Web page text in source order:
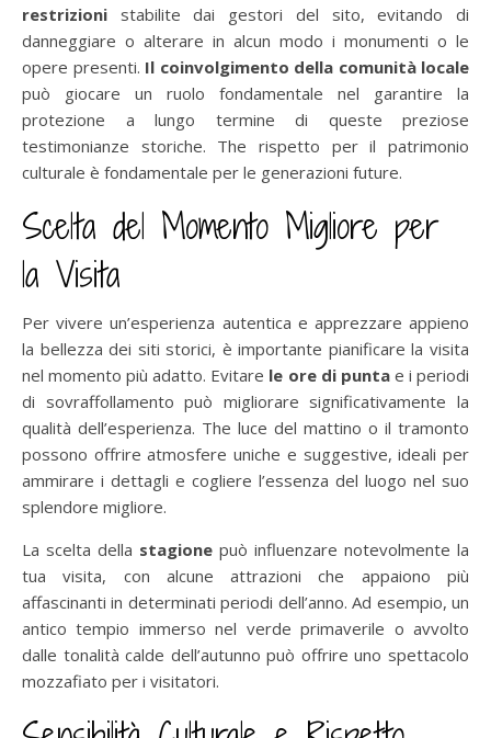
restrizioni stabilite dai gestori del sito, evitando di
danneggiare o alterare in alcun modo i monumenti o le
opere presenti. Il coinvolgimento della comunità locale
può giocare un ruolo fondamentale nel garantire la
protezione a lungo termine di queste preziose
testimonianze storiche. The rispetto per il patrimonio
culturale è fondamentale per le generazioni future.
Scelta del Momento Migliore per
la Visita
Per vivere un’esperienza autentica e apprezzare appieno
la bellezza dei siti storici, è importante pianificare la visita
nel momento più adatto. Evitare le ore di puntae i periodi
di sovraffollamento può migliorare significativamente la
qualità dell’esperienza. The luce del mattino o il tramonto
possono offrire atmosfere uniche e suggestive, ideali per
ammirare i dettagli e cogliere l’essenza del luogo nel suo
splendore migliore.
La scelta della stagione può influenzare notevolmente la
tua visita, con alcune attrazioni che appaiono più
affascinanti in determinati periodi dell’anno. Ad esempio, un
antico tempio immerso nel verde primaverile o avvolto
dalle tonalità calde dell’autunno può offrire uno spettacolo
mozzafiato per i visitatori.